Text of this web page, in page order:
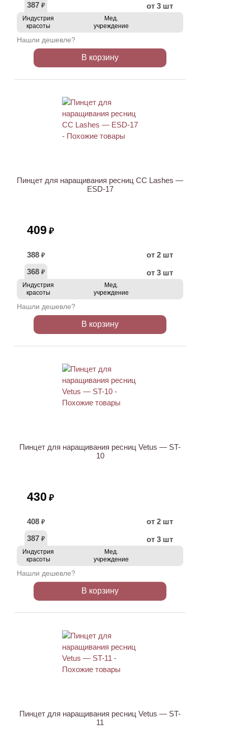
387 ₽ от 3 шт
Индустрия
красоты
Мед.
учреждение
Нашли дешевле?
В корзину
Пинцет для наращивания ресниц CC Lashes —
ESD-17
409 ₽
388 ₽
от 2 шт
368 ₽ от 3 шт
Индустрия
красоты
Мед.
учреждение
Нашли дешевле?
В корзину
Пинцет для наращивания ресниц Vetus — ST-
10
430 ₽
408 ₽
от 2 шт
387 ₽ от 3 шт
Индустрия
красоты
Мед.
учреждение
Нашли дешевле?
В корзину
Пинцет для наращивания ресниц Vetus — ST-
11